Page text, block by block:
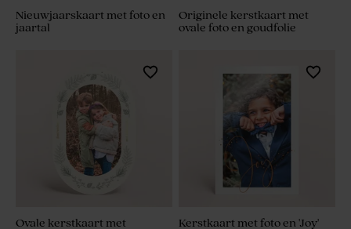
Nieuwjaarskaart met foto en
jaartal
Originele kerstkaart met
ovale foto en goudfolie
Ovale kerstkaart met
Kerstkaart met foto en 'Joy'